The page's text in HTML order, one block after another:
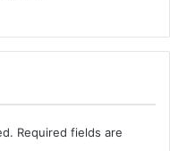
Required fields are